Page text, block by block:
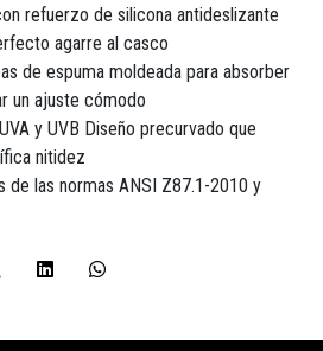
refuerzo de silicona antideslizante
agarre al casco
de espuma moldeada para absorber
un ajuste cómodo
y UVB Diseño precurvado que
nitidez
de las normas ANSI Z87.1-2010 y